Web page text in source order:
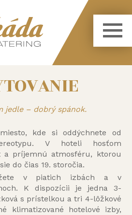
jedle – dobrý spánok.
kde si oddýchnete od
V hoteli hosťom
a príjemnú atmosféru, ktorou
do čias 19. storočia.
v piatich izbách a v
K dispozícii je jedna 3-
s prístelkou a tri 4-lôžkové
klimatizované hotelové izby,